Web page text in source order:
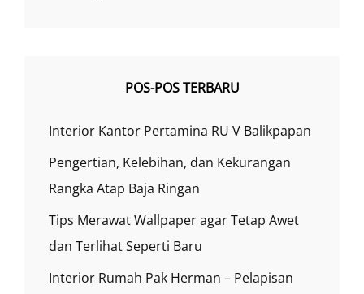
POS-POS TERBARU
Interior Kantor Pertamina RU V Balikpapan
Pengertian, Kelebihan, dan Kekurangan
Rangka Atap Baja Ringan
Tips Merawat Wallpaper agar Tetap Awet
dan Terlihat Seperti Baru
Interior Rumah Pak Herman – Pelapisan